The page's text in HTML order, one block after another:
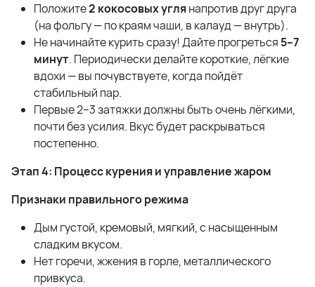
Положите2 кокосовых углянапротив друг друга
(на фольгу — по краям чаши, в калауд — внутрь).
Не начинайте курить сразу! Дайте прогреться 5–7
минут. Периодически делайте короткие, лёгкие
вдохи — вы почувствуете, когда пойдёт
стабильный пар.
Первые 2–3 затяжки должны быть очень лёгкими,
почти без усилия. Вкус будет раскрываться
постепенно.
Этап 4: Процесс курения и управление жаром
Признаки правильного режима
Дым густой, кремовый, мягкий, с насыщенным
сладким вкусом.
Нет горечи, жжения в горле, металлического
привкуса.